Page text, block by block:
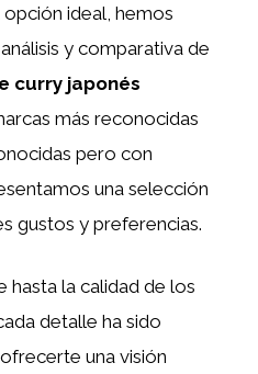
ideal, hemos
y comparativa de
curry japonés
más reconocidas
pero con
una selección
gustos y preferencias.
hasta la calidad de los
detalle ha sido
una visión